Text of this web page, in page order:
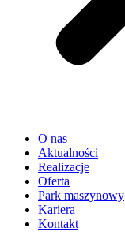
O nas
Aktualności
Realizacje
Oferta
Park maszynowy
Kariera
Kontakt